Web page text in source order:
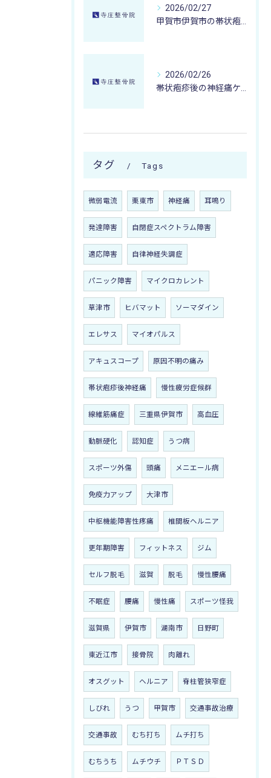
2026/02/27
2026/02/26
タグ Tags
微弱電流 栗東市 神経痛 耳鳴り
発達障害 自閉症スペクトラム障害
適応障害 自律神経失調症
パニック障害 マイクロカレント
草津市 ヒバマット ソーマダイン
エレサス マイオパルス
アキュスコープ 原因不明の痛み
帯状疱疹後神経痛 慢性疲労症候群
線維筋痛症 三重県伊賀市 高血圧
動脈硬化 認知症 うつ病
スポーツ外傷 頭痛 メニエール病
免疫力アップ 大津市
中枢機能障害性疼痛 椎間板ヘルニア
更年期障害 フィットネス ジム
セルフ脱毛 滋賀 脱毛 慢性腰痛
不眠症 腰痛 慢性痛 スポーツ怪我
滋賀県 伊賀市 湖南市 日野町
東近江市 接骨院 肉離れ
オスグット ヘルニア 脊柱管狭窄症
しびれ うつ 甲賀市 交通事故治療
交通事故 むち打ち ムチ打ち
むちうち ムチウチ ＰＴＳＤ